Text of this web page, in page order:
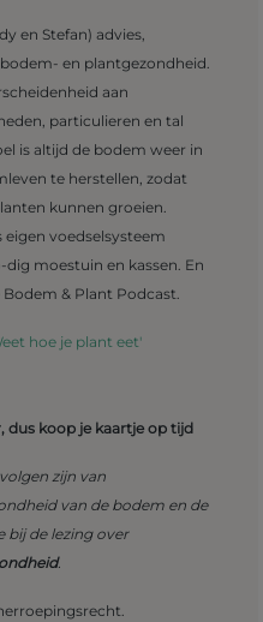
en Stefan) advies,
en plantgezondheid.
aan
particulieren en tal
is altijd de bodem weer in
te herstellen, zodat
kunnen groeien.
voedselsysteem
moestuin en kassen. En
& Plant Podcast.
hoe je plant eet'
dus koop je kaartje op tijd
zijn van
van de bodem en de
bij de lezing over
.